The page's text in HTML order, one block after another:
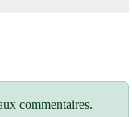
commentaires.